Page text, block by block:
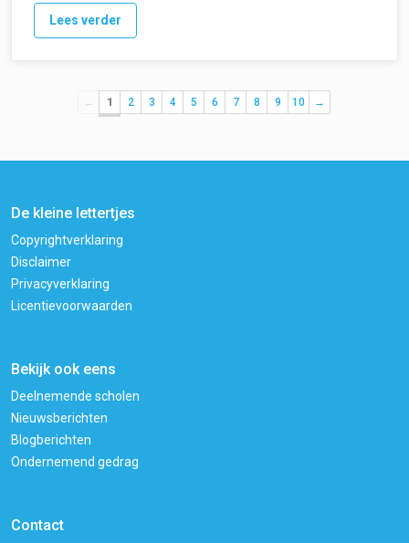
Lees verder
← 1 2 3 4 5 6 7 8 9 10 →
De kleine lettertjes
Copyrightverklaring
Disclaimer
Privacyverklaring
Licentievoorwaarden
Bekijk ook eens
Deelnemende scholen
Nieuwsberichten
Blogberichten
Ondernemend gedrag
Contact